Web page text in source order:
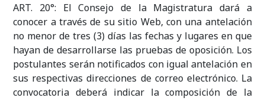
ART. 20°: El Consejo de la Magistratura dará a
conocer a través de su sitio Web, con una antelación
no menor de tres (3) días las fechas y lugares en que
hayan de desarrollarse las pruebas de oposición. Los
postulantes serán notificados con igual antelación en
sus respectivas direcciones de correo electrónico. La
convocatoria deberá indicar la composición de la